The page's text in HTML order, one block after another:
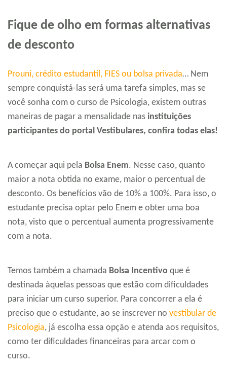
Fique de olho em formas alternativas
de desconto
Prouni, crédito estudantil, FIES ou bolsa privada… Nem
sempre conquistá-las será uma tarefa simples, mas se
você sonha com o curso de Psicologia, existem outras
maneiras de pagar a mensalidade nas instituições
participantes do portal Vestibulares, confira todas elas!
A começar aqui pela Bolsa Enem. Nesse caso, quanto
maior a nota obtida no exame, maior o percentual de
desconto. Os benefícios vão de 10% a 100%. Para isso, o
estudante precisa optar pelo Enem e obter uma boa
nota, visto que o percentual aumenta progressivamente
com a nota.
Temos também a chamada Bolsa Incentivo que é
destinada àquelas pessoas que estão com dificuldades
para iniciar um curso superior. Para concorrer a ela é
preciso que o estudante, ao se inscrever no vestibular de
Psicologia, já escolha essa opção e atenda aos requisitos,
como ter dificuldades financeiras para arcar com o
curso.